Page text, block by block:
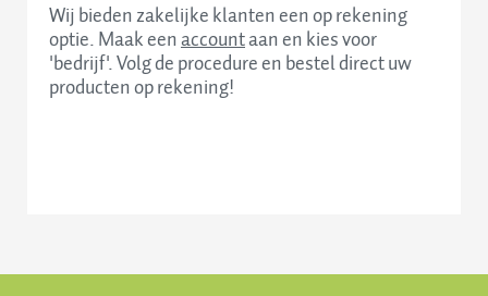
Wij bieden zakelijke klanten een op rekening
optie. Maak eenaccountaan en kies voor
'bedrijf'. Volg de procedure en bestel direct uw
producten op rekening!